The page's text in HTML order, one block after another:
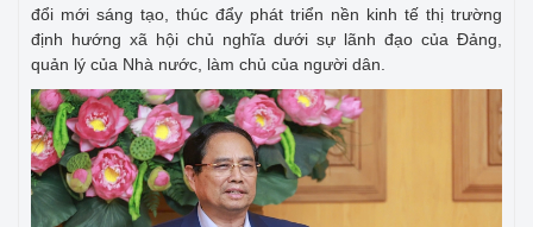
đổi mới sáng tạo, thúc đẩy phát triển nền kinh tế thị trường
định hướng xã hội chủ nghĩa dưới sự lãnh đạo của Đảng,
quản lý của Nhà nước, làm chủ của người dân.